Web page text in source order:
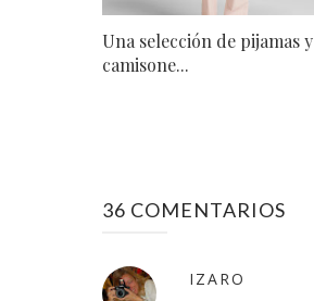
Una selección de pijamas y
camisone...
36 COMENTARIOS
IZARO